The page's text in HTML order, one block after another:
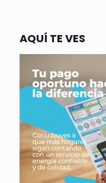
AQUÍ TE VES